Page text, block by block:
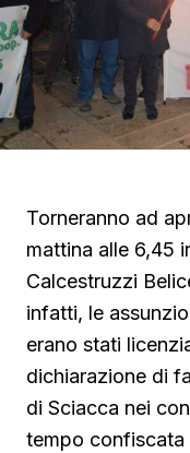
Torneranno ad
mattina alle 6,45
Calcestruzzi
infatti, le
erano stati
dichiarazione di
di Sciacca nei
tempo confiscata